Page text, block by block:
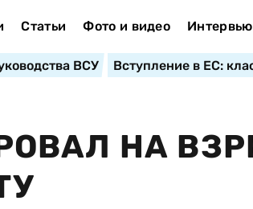
Статьи Фото и видео Интервью
ВСУ Вступление в ЕС:
НА